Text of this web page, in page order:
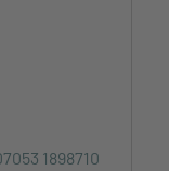
1898710